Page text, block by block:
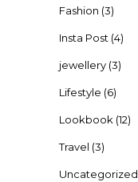
Fashion (3)
Insta Post (4)
jewellery (3)
Lifestyle (6)
Lookbook (12)
Travel (3)
Uncategorized